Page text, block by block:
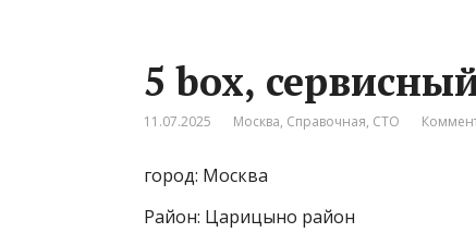
5 box,
11.07.2025 Москва, Справочная, СТО
город: Москва
Район: Царицыно район